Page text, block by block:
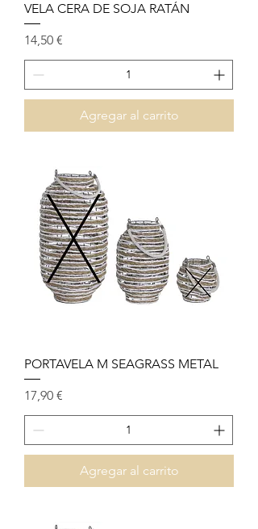
VELA CERA DE SOJA RATÁN
Precio
14,50 €
Agregar al carrito
PORTAVELA M SEAGRASS METAL
Precio
17,90 €
Agregar al carrito